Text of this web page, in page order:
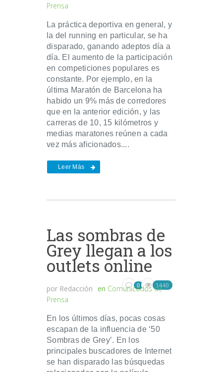
Prensa
La práctica deportiva en general, y
la del running en particular, se ha
disparado, ganando adeptos día a
día. El aumento de la participación
en competiciones populares es
constante. Por ejemplo, en la
última Maratón de Barcelona ha
habido un 9% más de corredores
que en la anterior edición, y las
carreras de 10, 15 kilómetros y
medias maratones reúnen a cada
vez más aficionados....
Leer Más
Las sombras de
Grey llegan a los
outlets online
por Redacción en Comunicados de
Prensa
0 1440
En los últimos días, pocas cosas
escapan de la influencia de ‘50
Sombras de Grey’. En los
principales buscadores de Internet
se han disparado las búsquedas